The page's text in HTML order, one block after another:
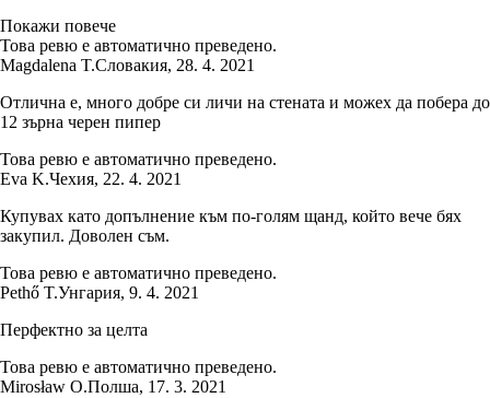
Покажи повече
Това ревю е автоматично преведено.
Magdalena T.Словакия, 28. 4. 2021
Отлична е, много добре си личи на стената и можех да побера до
12 зърна черен пипер
Това ревю е автоматично преведено.
Eva K.Чехия, 22. 4. 2021
Купувах като допълнение към по-голям щанд, който вече бях
закупил. Доволен съм.
Това ревю е автоматично преведено.
Pethő T.Унгария, 9. 4. 2021
Перфектно за целта
Това ревю е автоматично преведено.
Mirosław O.Полша, 17. 3. 2021